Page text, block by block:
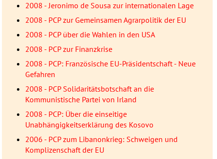
2008 - Jeronimo de Sousa zur internationalen Lage
2008 - PCP zur Gemeinsamen Agrarpolitik der EU
2008 - PCP über die Wahlen in den USA
2008 - PCP zur Finanzkrise
2008 - PCP: Französische EU-Präsidentschaft - Neue
Gefahren
2008 - PCP Solidaritätsbotschaft an die
Kommunistische Partei von Irland
2008 - PCP: Über die einseitige
Unabhängigkeitserklärung des Kosovo
2006 - PCP zum Libanonkrieg: Schweigen und
Komplizenschaft der EU